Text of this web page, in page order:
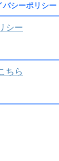
バシーポリシー
シー
ちら